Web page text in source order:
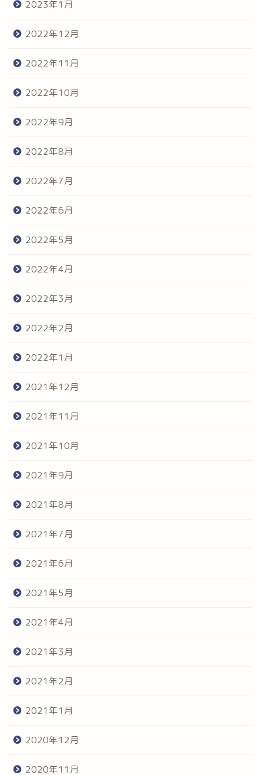
2023年1月
2022年12月
2022年11月
2022年10月
2022年9月
2022年8月
2022年7月
2022年6月
2022年5月
2022年4月
2022年3月
2022年2月
2022年1月
2021年12月
2021年11月
2021年10月
2021年9月
2021年8月
2021年7月
2021年6月
2021年5月
2021年4月
2021年3月
2021年2月
2021年1月
2020年12月
2020年11月